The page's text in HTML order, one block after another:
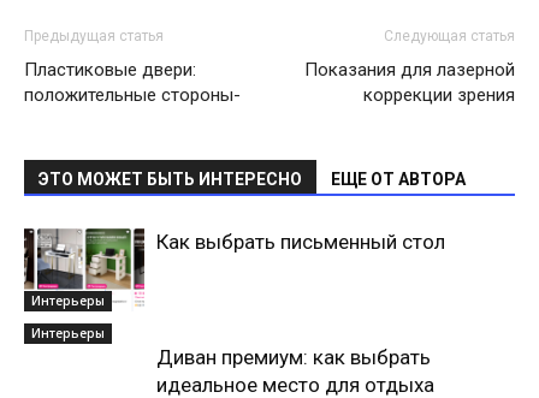
Предыдущая статья
Пластиковые двери:
положительные стороны-
Следующая статья
Показания для лазерной
коррекции зрения
ЭТО МОЖЕТ БЫТЬ ИНТЕРЕСНО ЕЩЕ ОТ АВТОРА
Интерьеры
Как выбрать письменный стол
Интерьеры
Диван премиум: как выбрать
идеальное место для отдыха